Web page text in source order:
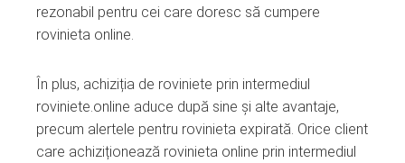
rezonabil pentru cei care doresc să cumpere
rovinieta online.
În plus, achiziția de roviniete prin intermediul
roviniete.online aduce după sine și alte avantaje,
precum alertele pentru rovinieta expirată. Orice client
care achiziționează rovinieta online prin intermediul